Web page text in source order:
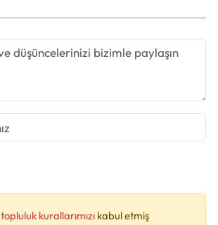
topluluk kurallarımızı kabul etmiş